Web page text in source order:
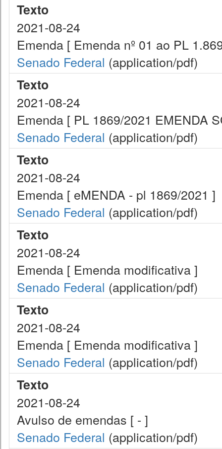
Texto
2021-08-24
Emenda [ Emenda nº 01 ao PL
Senado Federal (application/pdf)
Texto
2021-08-24
Emenda [ PL 1869/2021 EMENDA
Senado Federal (application/pdf)
Texto
2021-08-24
Emenda [ eMENDA - pl 1869/2021 ]
Senado Federal (application/pdf)
Texto
2021-08-24
Emenda [ Emenda modificativa ]
Senado Federal (application/pdf)
Texto
2021-08-24
Emenda [ Emenda modificativa ]
Senado Federal (application/pdf)
Texto
2021-08-24
Avulso de emendas [ - ]
Senado Federal (application/pdf)